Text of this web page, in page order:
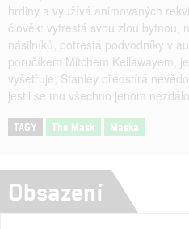
hrdiny a využívá animovaných
člověk: vytrestá svou zlou bytnou,
násilníků, potrestá podvodníky v
poručíkem Mitchem Kellawayem,
vyšetřuje, Stanley předstírá
jestli se mu všechno jenom
TAGY The Mask Maska
Obsazení